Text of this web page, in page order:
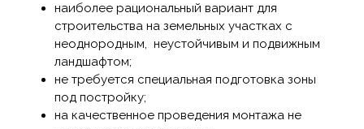
наиболее рациональный вариант для
строительства на земельных участках с
неоднородным, неустойчивым и подвижным
ландшафтом;
не требуется специальная подготовка зоны
под постройку;
на качественное проведения монтажа не